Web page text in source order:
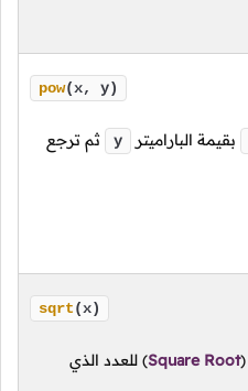
pow(x, y)
بقيمة الباراميتر y ثم ترجع
sqrt(x)
(
Square Root
) للعدد الذي